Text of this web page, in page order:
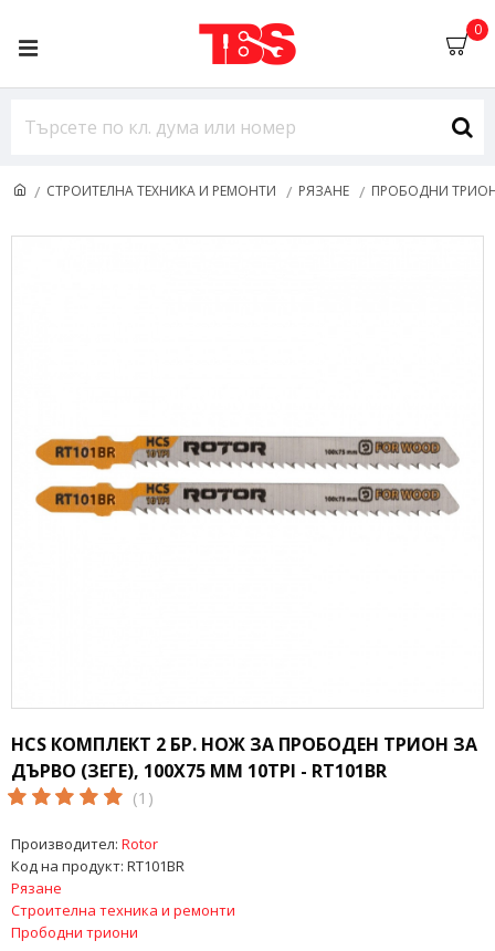
0
СТРОИТЕЛНА ТЕХНИКА И РЕМОНТИ РЯЗАНЕ ПРОБОДНИ
HCS КОМПЛЕКТ 2 БР. НОЖ ЗА ПРОБОДЕН ТРИОН ЗА
ДЪРВО (ЗЕГЕ), 100X75 ММ 10TPI - RT101ВR
(1)
Производител: Rotor
Код на продукт: RT101ВR
Рязане
Строителна техника и ремонти
Прободни триони